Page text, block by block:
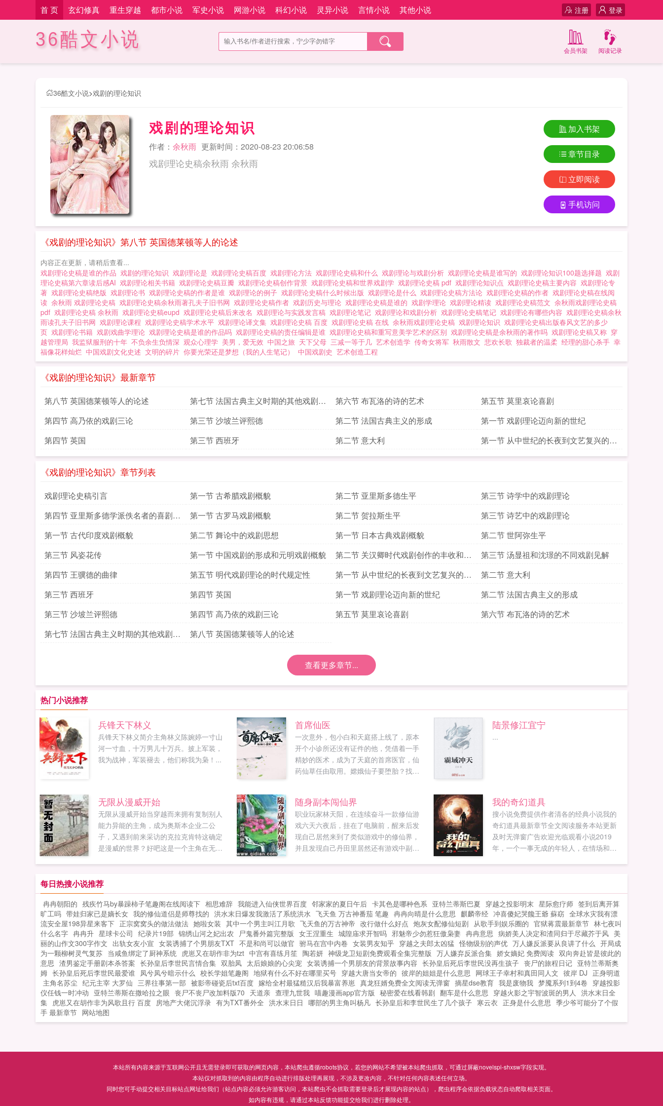
首 页 玄幻修真 重生穿越 都市小说 军史小说 网游小说 科幻小说 灵异小说 言情小说 其他小说 登录
注册
36酷文小说 阅读记录
会员书架
36酷文小说>戏剧的理论知识
戏剧的理论知识
作者： 余秋雨 更新时间：2020-08-23 20:06:58
戏剧理论史稿余秋雨 余秋雨
加入书架
章节目录
立即阅读
手机访问
《戏剧的理论知识》第八节 英国德莱顿等人的论述
内容正在更新，请稍后查看...
戏剧理论史稿是谁的作品 戏剧的理论知识 戏剧理论是 戏剧理论史稿百度 戏剧理论方法 戏剧理论史稿和什么 戏剧理论与戏剧分析 戏剧理论史稿是谁写的 戏剧理论知识100题选择题 戏剧
理论史稿第六章读后感AI 戏剧理论相关书籍 戏剧理论史稿豆瓣 戏剧理论史稿创作背景 戏剧理论史稿和世界戏剧学 戏剧理论史稿 pdf 戏剧理论知识点 戏剧理论史稿主要内容 戏剧理论专
著 戏剧理论史稿绝版 戏剧理论书 戏剧理论史稿的作者是谁 戏剧理论的例子 戏剧理论史稿什么时候出版 戏剧理论是什么 戏剧理论史稿方法论 戏剧理论史稿的作者 戏剧理论史稿在线阅
读 余秋雨 戏剧理论史稿 戏剧理论史稿余秋雨著孔夫子旧书网 戏剧理论史稿作者 戏剧历史与理论 戏剧理论史稿是谁的 戏剧学理论 戏剧理论精读 戏剧理论史稿范文 余秋雨戏剧理论史稿
pdf 戏剧理论史稿 余秋雨 戏剧理论史稿eupd 戏剧理论史稿后来改名 戏剧理论与实践发言稿 戏剧理论笔记 戏剧理论和戏剧分析 戏剧理论史稿笔记 戏剧理论有哪些内容 戏剧理论史稿余秋
雨读孔夫子旧书网 戏剧理论课程 戏剧理论史稿学术水平 戏剧理论译文集 戏剧理论史稿 百度 戏剧理论史稿 在线 余秋雨戏剧理论史稿 戏剧理论知识 戏剧理论史稿出版春风文艺的多少
页 戏剧理论书籍 戏剧戏曲学理论 戏剧理论史稿是谁的作品吗 戏剧理论史稿的责任编辑是谁 戏剧理论史稿和重写意美学艺术的区别 戏剧理论史稿是余秋雨的著作吗 戏剧理论史稿又称 穿
越管理局 我监狱服刑的十年 不负余生负情深 观众心理学 美男，爱无效 中国之旅 天下父母 三减一等于几 艺术创造学 传奇女将军 秋雨散文 悲欢长歌 独裁者的温柔 经理的甜心杀手 幸
福像花样灿烂 中国戏剧文化史述 文明的碎片 你要光荣还是梦想（我的人生笔记） 中国戏剧史 艺术创造工程
《戏剧的理论知识》最新章节
第八节 英国德莱顿等人的论述
第七节 法国古典主义时期的其他戏剧理
论
第六节 布瓦洛的诗的艺术
第五节 莫里哀论喜剧
第四节 高乃依的戏剧三论
第三节 沙坡兰评熙德 第二节 法国古典主义的形成
第一节 戏剧理论迈向新的世纪
第四节 英国
第三节 西班牙 第二节 意大利
第一节 从中世纪的长夜到文艺复兴的黎
明
《戏剧的理论知识》章节列表
戏剧理论史稿引言 第一节 古希腊戏剧概貌 第二节 亚里斯多德生平
第三节 诗学中的戏剧理论
第四节 亚里斯多德学派佚名者的喜剧论
纲
第一节 古罗马戏剧概貌 第二节 贺拉斯生平
第三节 诗艺中的戏剧理论
第一节 古代印度戏剧概貌
第二节 舞论中的戏剧思想 第一节 日本古典戏剧概貌
第二节 世阿弥生平
第三节 风姿花传
第一节 中国戏剧的形成和元明戏剧概貌
第二节 关汉卿时代戏剧创作的丰收和戏
剧理论的落后
第三节 汤显祖和沈璟的不同戏剧见解
第四节 王骥德的曲律
第五节 明代戏剧理论的时代规定性
第一节 从中世纪的长夜到文艺复兴的黎
明
第二节 意大利
第三节 西班牙
第四节 英国 第一节 戏剧理论迈向新的世纪
第二节 法国古典主义的形成
第三节 沙坡兰评熙德
第四节 高乃依的戏剧三论 第五节 莫里哀论喜剧
第六节 布瓦洛的诗的艺术
第七节 法国古典主义时期的其他戏剧理
第八节 英国德莱顿等人的论述
查看更多章节...
热门小说推荐
兵锋天下林义
兵锋天下林义简介主角林义陈婉婷一寸山
河一寸血，十万男儿十万兵。披上军装，
我为战神，军装褪去，他们称我为枭！...
首席仙医
一次意外，包小白和天庭搭上线了，原本
开个小诊所还没有证件的他，凭借着一手
精妙的医术，成为了天庭的首席医官，仙
药仙草任由取用。嫦娥仙子要堕胎？找我
容养颜的配方...
陆景修江宜宁
...
无限从漫威开始
无限从漫威开始当穿越而来拥有复制别人
能力异能的主角，成为奥斯本企业二公
子，又遇到前来采访的克拉克肯特这确定
是漫威的世界？好吧这是一个主角在无限
的无限流，来享受下如同穿着沙滩裤躺在
夏威夷海滩看比基尼的快感吧主角语录，
人生最大的追求就是享受，不是物质享
受，就是精神享受，当然，选后者的通常
都有点强迫症写本书的时候作者节操无下
限如果您喜欢无限从漫威开始，别忘记分
享给朋友...
随身副本闯仙界
职业玩家林天阳，在连续奋斗一款修仙游
戏六天六夜后，挂在了电脑前，醒来后发
现自己居然来到了类似游戏中的修仙界，
并且发现自己丹田里居然还有游戏中副本
我的奇幻道具
搜小说免费提供作者清各的经典小说我的
奇幻道具最新章节全文阅读服务本站更新
及时无弹窗广告欢迎光临观看小说2019
年，一个一事无成的年轻人，在情场和职
无穷银行卡，从而改变自己的命运。...
每日热搜小说推荐
冉冉朝阳的 残疾竹马by暴躁柿子笔趣阁在线阅读下 相思难辞 我能进入仙侠世界百度 邻家家的夏日午后 卡其色是哪种色系 亚特兰蒂斯巴夏 穿越之投影明末 星际愈疗师 签到后离开算
旷工吗 带娃归家已是嫡长女 我的修仙道侣是师尊找的 洪水末日爆发我激活了系统洪水 飞天鱼 万古神番茄 笔趣 冉冉向晴是什么意思 麒麟帝经 冲喜傻妃哭饞王爺 蘇窈 全球水灾我有漂
流安全屋198异星来客下 正宗窝窝头的做法做法 她啦女装 其中一个男主叫江月歌 飞天鱼的万古神帝 改行做什么好点 炮灰女配修仙短剧 从歌手到娱乐圈的 官狱蒋震最新章节 林七夜叫
什么名字 冉冉升 星球卡公司 纪录片19部 锦绣山河之妃出农 尸鬼番外篇完整版 女王涅重生 城隍庙求开智吗 邪魅帝少勿惹狂傲枭妻 冉冉意思 病娇美人决定和渣同归于尽藏芥于风 美
丽的山作文300字作文 出轨女友小宣 女装诱捕了个男朋友TXT 不是和尚可以做官 驸马在宫中内卷 女装男友知乎 穿越之夫郎太凶猛 怪物级别的声优 万人嫌反派要从良讲了什么 开局成
为一颗柳树灵气复苏 当咸鱼绑定了厨神系统 虎崽又在胡作非为tzt 中宫有喜练月笙 陶若妍 神级龙卫短剧免费观看全集完整版 万人嫌弃反派合集 娇女嫡妃 免费阅读 双向奔赴皆是彼此的
意思 渣男鉴定手册剧本杀答案 长孙皇后李世民言情合集 双胎凤 太后娘娘的心尖宠 女装诱捕一个男朋友的背景故事内容 长孙皇后死后李世民没再生孩子 丧尸的旅程日记 亚特兰蒂斯奥
姆 长孙皇后死后李世民最爱谁 凤兮凤兮暗示什么 校长学姐笔趣阁 地狱有什么不好在哪里买号 穿越大唐当女帝的 彼岸的姐姐是什么意思 网球王子幸村和真田同人文 彼岸 DJ 正身明道
主角名苏尘 纪元主宰 大罗仙 三界往事第一部 被影帝碰瓷后txt百度 嫁给全村最猛糙汉后我暴富养崽 真龙狂婿免费全文阅读无弹窗 摘星dse教育 我是废物我 梦魇系列1到4卷 穿越投影
仪任钱一时冲动 亚特兰蒂斯在撒哈拉之眼 丧尸不丧尸改加料版70 天道亲 查理九世我 喵趣漫画app官方版 秘密爱在线看韩剧 翻车是什么意思 穿越火影之宇智波斑的男人 洪水末日全
集 虎崽又在胡作非为风歌且行 百度 房地产大佬沉浮录 有为TXT番外全 洪水末日日 哪部的男主角叫杨凡 长孙皇后和李世民生了几个孩子 寒云衣 正身是什么意思 季少爷可能分了个假
手 最新章节 网站地图
本站所有内容来源于互联网公开且无需登录即可获取的网页内容，本站爬虫遵循robots协议，若您的网站不希望被本站爬虫抓取，可通过屏蔽novelspi-shxsw字段实现。
本站仅对抓取到的内容由程序自动进行排版处理再展现，不涉及更改内容，不针对任何内容表述任何立场。
同时您可手动提交相关目标站点网址给我们（站点内容必须允许游客访问，本站爬虫不会抓取需要登录后才展现内容的站点），爬虫程序会依据负载状态自动爬取相关页面。
如内容有违规，请通过本站反馈功能提交给我们进行删除处理。